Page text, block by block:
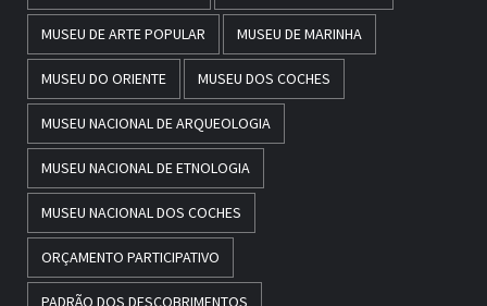
MUSEU DE ARTE POPULAR MUSEU DE MARINHA
MUSEU DO ORIENTE MUSEU DOS COCHES
MUSEU NACIONAL DE ARQUEOLOGIA
MUSEU NACIONAL DE ETNOLOGIA
MUSEU NACIONAL DOS COCHES
ORÇAMENTO PARTICIPATIVO
PADRÃO DOS DESCOBRIMENTOS